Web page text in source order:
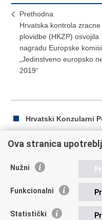
Prethodna
Hrvatska kontrola zracne
plovidbe (HKZP) osvojila
nagradu Europske
„Jedinstveno europsko
2019“
Hrvatski Konzularni
Ispiši
Podijeli
Facebooku
Twitteru
Republika
Trg N.Š. Zrinskog 7-8,
Ova stranica
Nužni
Funkcionalni
Statistički